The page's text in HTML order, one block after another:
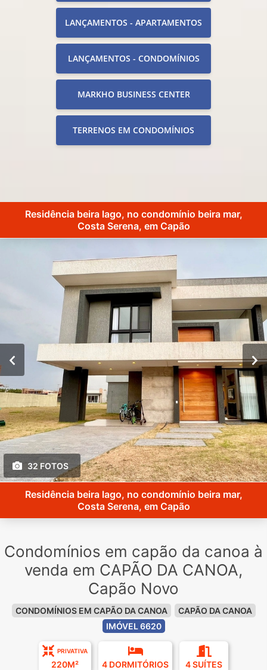
LANÇAMENTOS - APARTAMENTOS
LANÇAMENTOS - CONDOMÍNIOS
MARKHO BUSINESS CENTER
TERRENOS EM CONDOMÍNIOS
Residência beira lago, no condomínio beira mar,
Costa Serena, em Capão
32 FOTOS
Residência beira lago, no condomínio beira mar,
Costa Serena, em Capão
Condomínios em capão da canoa à
venda em CAPÃO DA CANOA,
Capão Novo
CONDOMÍNIOS EM CAPÃO DA CANOA
CAPÃO DA CANOA
IMÓVEL 6620
PRIVATIVA
220M² 4 DORMITÓRIOS 4 SUÍTES